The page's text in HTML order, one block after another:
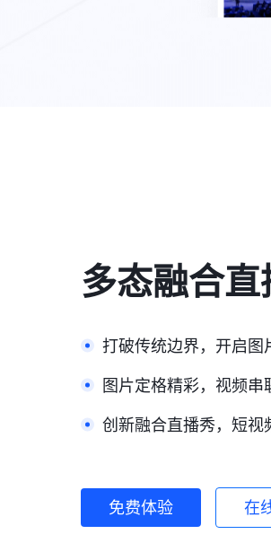
多态融合直
打破传统边界，开启
图片定格精彩，视频
创新融合直播秀，短视
免费体验 在